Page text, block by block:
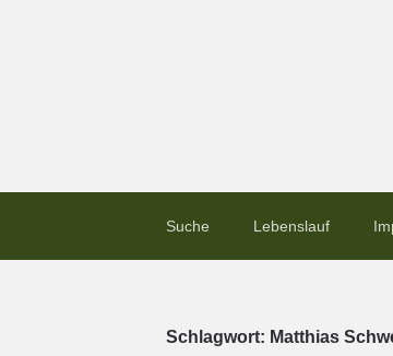
Suche Lebenslauf
Schlagwort: Matthias